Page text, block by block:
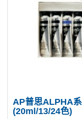
AP普思ALPHA
(20ml/13/24色)